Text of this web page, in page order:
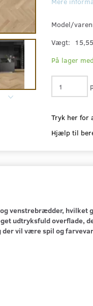
Model/
Vægt:
På lager
Tryk her for
Hjælp til
venstrebrædder,
udtryksfuld overflade,
vil være spil og